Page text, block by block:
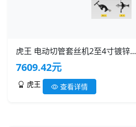
虎王 电动切管套丝机2至4寸镀锌...
7609.42元
虎王 查看详情